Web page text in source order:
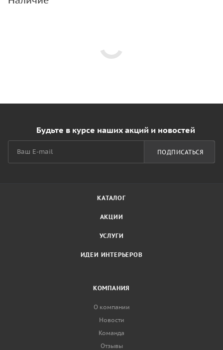
Будьте в курсе наших акций и новостей
ПОДПИСАТЬСЯ
КАТАЛОГ
АКЦИИ
УСЛУГИ
ИДЕИ ИНТЕРЬЕРОВ
КОМПАНИЯ
О компании
Новости
Команда
Отзывы